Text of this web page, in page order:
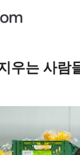
우는 사람